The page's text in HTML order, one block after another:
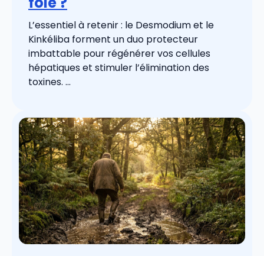
L’essentiel à retenir : le Desmodium et le
Kinkéliba forment un duo protecteur
imbattable pour régénérer vos cellules
hépatiques et stimuler l’élimination des
toxines. ...